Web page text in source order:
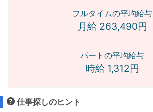
フルタイムの平均給与
月給 263,490円
パートの平均給与
時給 1,312円
仕事探しのヒント